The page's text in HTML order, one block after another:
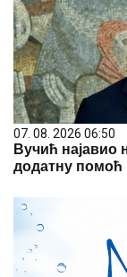
07. 08. 2026 06:50
Вучић најавио
додатну